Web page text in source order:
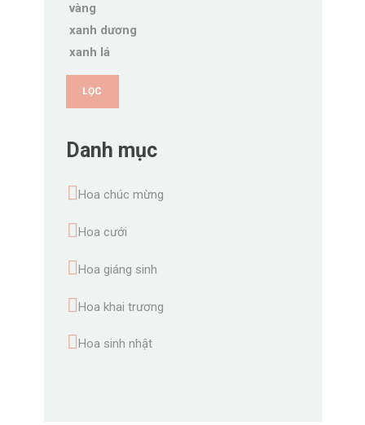
vàng
xanh dương
xanh lá
LỌC
Danh mục
Hoa chúc mừng
Hoa cưới
Hoa giáng sinh
Hoa khai trương
Hoa sinh nhật